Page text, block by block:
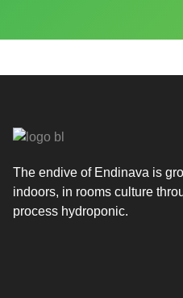
The endive of Endinava is
indoors, in rooms culture
process hydroponic.